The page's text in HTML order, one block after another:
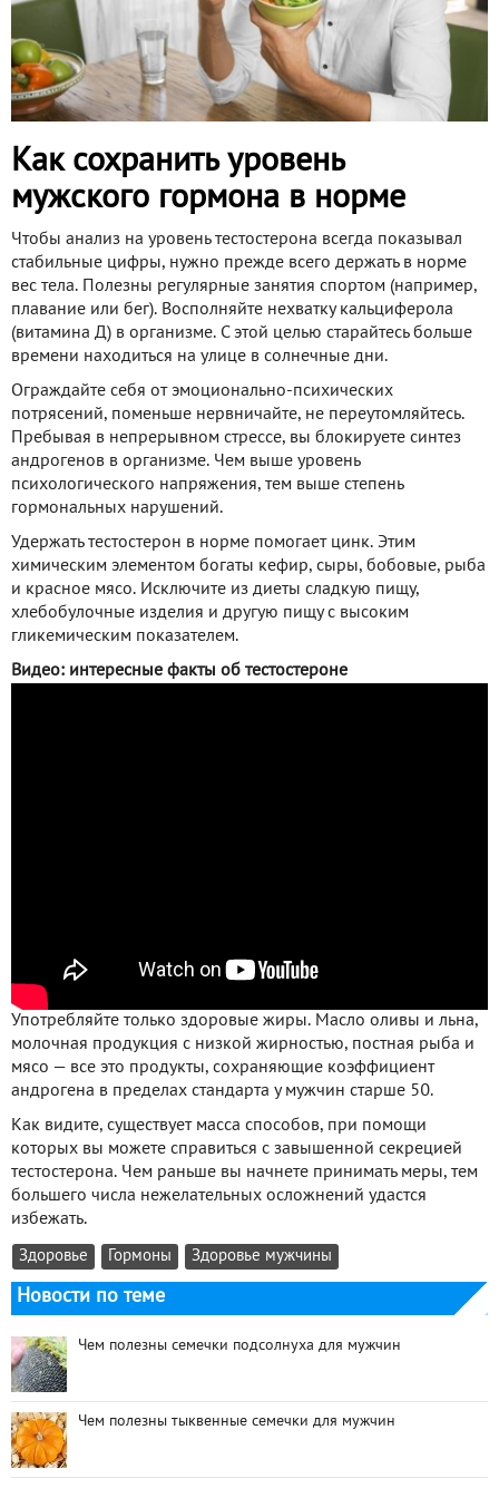
Как сохранить уровень
мужского гормона в норме
Чтобы анализ на уровень тестостерона всегда показывал
стабильные цифры, нужно прежде всего держать в норме
вес тела. Полезны регулярные занятия спортом (например,
плавание или бег). Восполняйте нехватку кальциферола
(витамина Д) в организме. С этой целью старайтесь больше
времени находиться на улице в солнечные дни.
Ограждайте себя от эмоционально-психических
потрясений, поменьше нервничайте, не переутомляйтесь.
Пребывая в непрерывном стрессе, вы блокируете синтез
андрогенов в организме. Чем выше уровень
психологического напряжения, тем выше степень
гормональных нарушений.
Удержать тестостерон в норме помогает цинк. Этим
химическим элементом богаты кефир, сыры, бобовые, рыба
и красное мясо. Исключите из диеты сладкую пищу,
хлебобулочные изделия и другую пищу с высоким
гликемическим показателем.
Видео: интересные факты об тестостероне
Употребляйте только здоровые жиры. Масло оливы и льна,
молочная продукция с низкой жирностью, постная рыба и
мясо — все это продукты, сохраняющие коэффициент
андрогена в пределах стандарта у мужчин старше 50.
Как видите, существует масса способов, при помощи
которых вы можете справиться с завышенной секрецией
тестостерона. Чем раньше вы начнете принимать меры, тем
большего числа нежелательных осложнений удастся
избежать.
Здоровье Гормоны Здоровье мужчины
Новости по теме
Чем полезны семечки подсолнуха для мужчин
Чем полезны тыквенные семечки для мужчин